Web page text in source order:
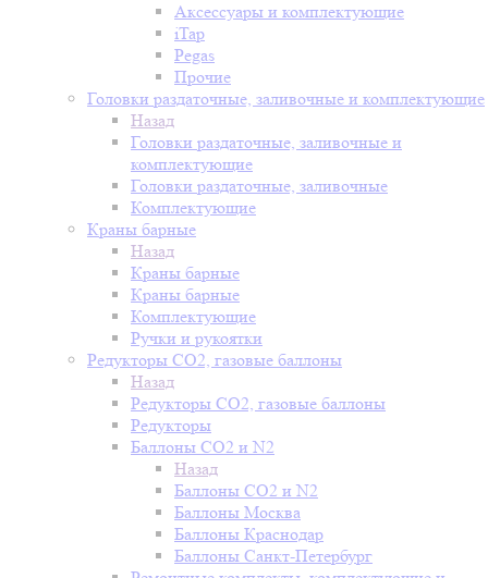
Аксессуары и комплектующие
iTap
Pegas
Прочие
Головки раздаточные, заливочные и комплектующие
Назад
Головки раздаточные, заливочные и
комплектующие
Головки раздаточные, заливочные
Комплектующие
Краны барные
Назад
Краны барные
Краны барные
Комплектующие
Ручки и рукоятки
Редукторы СО2, газовые баллоны
Назад
Редукторы СО2, газовые баллоны
Редукторы
Баллоны СО2 и N2
Назад
Баллоны СО2 и N2
Баллоны Москва
Баллоны Краснодар
Баллоны Санкт-Петербург